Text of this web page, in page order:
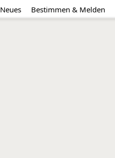
Neues Bestimmen & Melden